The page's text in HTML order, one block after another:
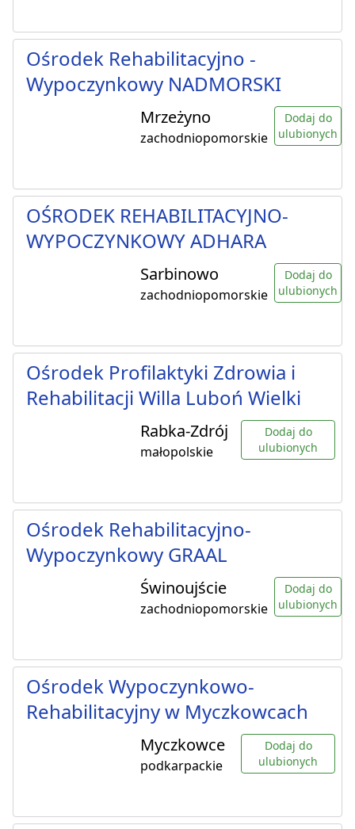
Ośrodek Rehabilitacyjno -
Wypoczynkowy NADMORSKI
Mrzeżyno
zachodniopomorskie
Dodaj do
ulubionych
OŚRODEK REHABILITACYJNO-
WYPOCZYNKOWY ADHARA
Sarbinowo
zachodniopomorskie
Dodaj do
ulubionych
Ośrodek Profilaktyki Zdrowia i
Rehabilitacji Willa Luboń Wielki
Rabka-Zdrój
małopolskie
Dodaj do
ulubionych
Ośrodek Rehabilitacyjno-
Wypoczynkowy GRAAL
Świnoujście
zachodniopomorskie
Dodaj do
ulubionych
Ośrodek Wypoczynkowo-
Rehabilitacyjny w Myczkowcach
Myczkowce
podkarpackie
Dodaj do
ulubionych